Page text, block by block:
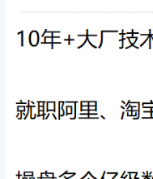
象分配规则、回收策略
3.Parallel Scavenge